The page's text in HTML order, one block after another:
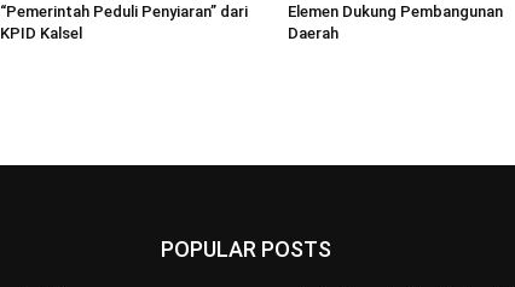
“Pemerintah Peduli Penyiaran” dari
KPID Kalsel
Elemen Dukung Pembangunan
Daerah
POPULAR POSTS